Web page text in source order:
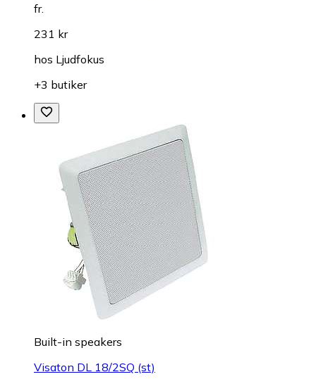
fr.
231 kr
hos Ljudfokus
+3 butiker
Built-in speakers
Visaton DL 18/2SQ (st)